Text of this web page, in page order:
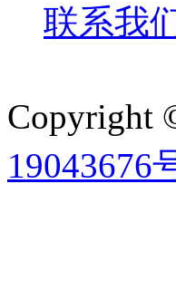
联系我
Copyright
19043676